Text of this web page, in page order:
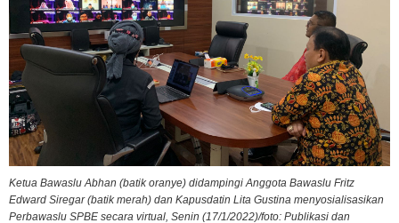
Ketua Bawaslu Abhan (batik oranye) didampingi Anggota Bawaslu Fritz
Edward Siregar (batik merah) dan Kapusdatin Lita Gustina menyosialisasikan
Perbawaslu SPBE secara virtual, Senin (17/1/2022)/foto: Publikasi dan